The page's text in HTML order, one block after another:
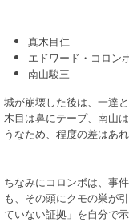
真木目仁
エドワード・コロン
南山駿三
城が崩壊した後は、一達
木目は鼻にテープ、南山
うなため、程度の差はあ
ちなみにコロンボは、事
も、その頭にクモの巣が
ていない証拠」を自分で